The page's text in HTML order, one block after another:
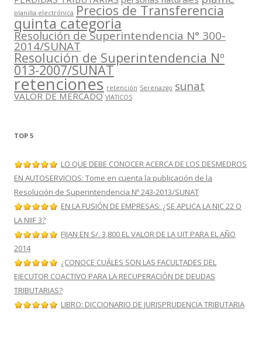
planilla electrónica Precios de Transferencia
quinta categoria
Resolución de Superintendencia N° 300-
2014/SUNAT
Resolución de Superintendencia Nº
013-2007/SUNAT
retenciones retención Serenazgo sunat
VALOR DE MERCADO VIATICOS
TOP 5
LO QUE DEBE CONOCER ACERCA DE LOS DESMEDROS
EN AUTOSERVICIOS: Tome en cuenta la publicación de la
Resolución de Superintendencia Nº 243-2013/SUNAT
EN LA FUSIÓN DE EMPRESAS: ¿SE APLICA LA NIC 22 O
LA NIIF 3?
FIJAN EN S/. 3,800 EL VALOR DE LA UIT PARA EL AÑO
2014
¿CONOCE CUÁLES SON LAS FACULTADES DEL
EJECUTOR COACTIVO PARA LA RECUPERACIÓN DE DEUDAS
TRIBUTARIAS?
LIBRO: DICCIONARIO DE JURISPRUDENCIA TRIBUTARIA